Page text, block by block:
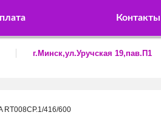
Контакты
г.Минск,ул.Уручская 19,пав.П1
RT008CP.1/416/600